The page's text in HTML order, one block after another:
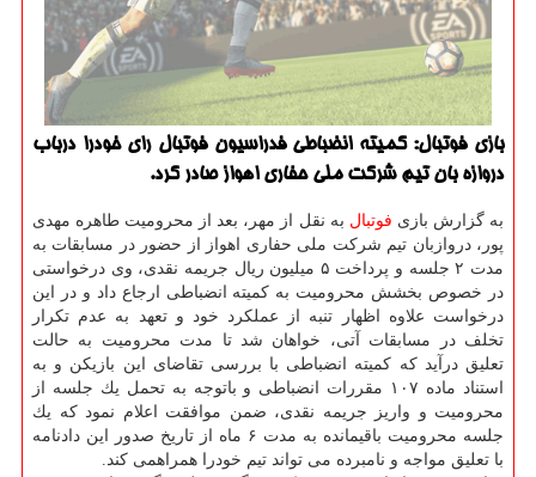
بازی فوتبال: كمیته انضباطی فدراسیون فوتبال رای خودرا درباب
دروازه بان تیم شركت ملی حفاری اهواز صادر كرد.
به گزارش بازی فوتبال به نقل از مهر، بعد از محرومیت طاهره مهدی
پور، دروازبان تیم شركت ملی حفاری اهواز از حضور در مسابقات به
مدت ۲ جلسه و پرداخت ۵ میلیون ریال جریمه نقدی، وی درخواستی
در خصوص بخشش محرومیت به كمیته انضباطی ارجاع داد و در این
درخواست علاوه اظهار تنبه از عملكرد خود و تعهد به عدم تكرار
تخلف در مسابقات آتی، خواهان شد تا مدت محرومیت به حالت
تعلیق درآید كه كمیته انضباطی با بررسی تقاضای این بازیكن و به
استناد ماده ۱۰۷ مقررات انضباطی و باتوجه به تحمل یك جلسه از
محرومیت و واریز جریمه نقدی، ضمن موافقت اعلام نمود كه یك
جلسه محرومیت باقیمانده به مدت ۶ ماه از تاریخ صدور این دادنامه
با تعلیق مواجه و نامبرده می تواند تیم خودرا همراهمی كند.